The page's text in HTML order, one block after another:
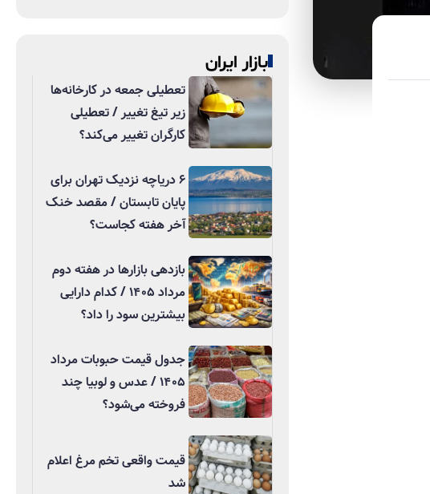
بازار ایران
تعطیلی جمعه در کارخانه‌ها
زیر تیغ تغییر / تعطیلی
کارگران تغییر می‌کند؟
۶ دریاچه نزدیک تهران برای
پایان تابستان / مقصد خنک
آخر هفته کجاست؟
بازدهی بازارها در هفته دوم
مرداد ۱۴۰۵ / کدام دارایی
بیشترین سود را داد؟
جدول قیمت حبوبات مرداد
۱۴۰۵ / عدس و لوبیا چند
فروخته می‌شود؟
قیمت واقعی تخم مرغ اعلام
شد